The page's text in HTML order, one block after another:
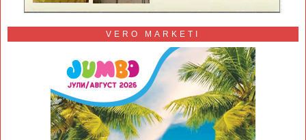
VERO MARKETI